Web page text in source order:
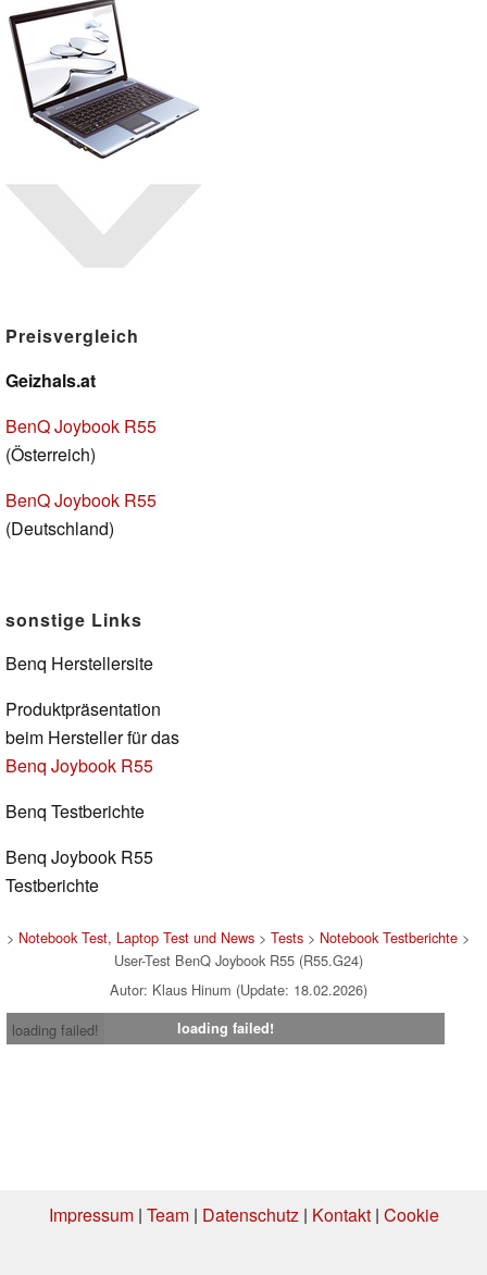
Preisvergleich
Geizhals.at
BenQ Joybook R55
(Österreich)
BenQ Joybook R55
(Deutschland)
sonstige Links
Benq Herstellersite
Produktpräsentation
beim Hersteller für das
Benq Joybook R55
Benq Testberichte
Benq Joybook R55
Testberichte
> Notebook Test, Laptop Test und News > Tests > Notebook Testberichte >
User-Test BenQ Joybook R55 (R55.G24)
Autor: Klaus Hinum (Update: 18.02.2026)
loading failed!
loading failed!
Impressum| Team| Datenschutz| Kontakt| Cookie